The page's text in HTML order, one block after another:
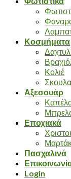
Κοσμήματα
Κολιέ
Αξεσουάρ
Εποχιακά
Πασχαλινά
Login